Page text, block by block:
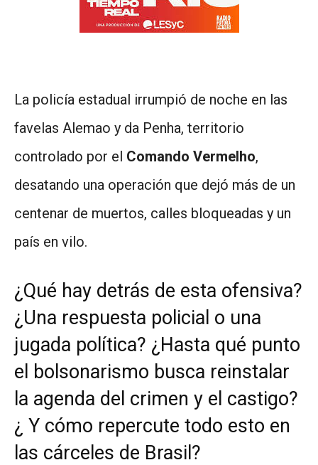
La policía estadual irrumpió de noche en las
favelas Alemao y da Penha, territorio
controlado por el Comando Vermelho,
desatando una operación que dejó más de un
centenar de muertos, calles bloqueadas y un
país en vilo.
¿Qué hay detrás de esta ofensiva?
¿Una respuesta policial o una
jugada política? ¿Hasta qué punto
el bolsonarismo busca reinstalar
la agenda del crimen y el castigo?
¿ Y cómo repercute todo esto en
las cárceles de Brasil?